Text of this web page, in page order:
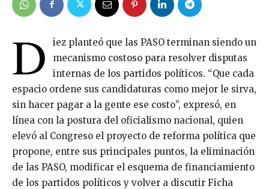
D
iez planteó que las PASO terminan siendo un
mecanismo costoso para resolver disputas
internas de los partidos políticos. “Que cada
espacio ordene sus candidaturas como mejor le sirva,
sin hacer pagar a la gente ese costo”, expresó, en
línea con la postura del oficialismo nacional, quien
elevó al Congreso el proyecto de reforma política que
propone, entre sus principales puntos, la eliminación
de las PASO, modificar el esquema de financiamiento
de los partidos políticos y volver a discutir Ficha